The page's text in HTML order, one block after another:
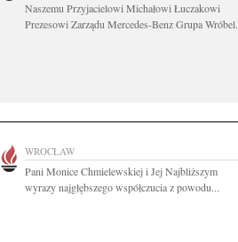
Naszemu Przyjacielowi Michałowi Łuczakowi
Prezesowi Zarządu Mercedes-Benz Grupa
WROCŁAW
Pani Monice Chmielewskiej i Jej Najbliższym
wyrazy najgłębszego współczucia z powodu...